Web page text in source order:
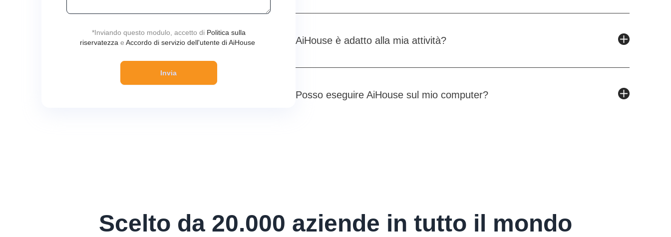
*Inviando questo modulo, accetto di Politica sulla
riservatezza e Accordo di servizio dell'utente di AiHouse
Invia
AiHouse è adatto alla mia attività?
Posso eseguire AiHouse sul mio computer?
Scelto da 20.000 aziende in tutto il mondo